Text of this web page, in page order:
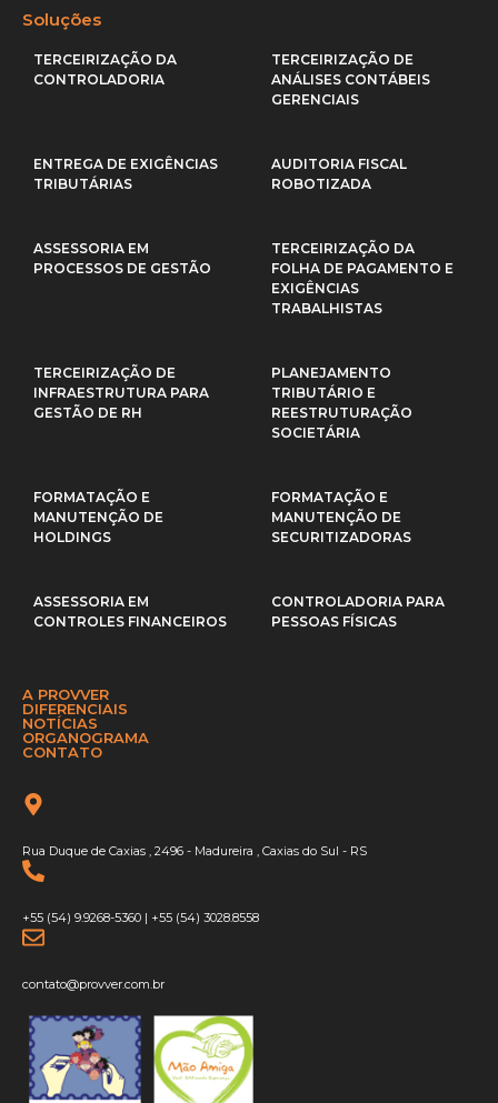
Soluções
TERCEIRIZAÇÃO DA
CONTROLADORIA
TERCEIRIZAÇÃO DE
ANÁLISES CONTÁBEIS
GERENCIAIS
ENTREGA DE EXIGÊNCIAS
TRIBUTÁRIAS
AUDITORIA FISCAL
ROBOTIZADA
ASSESSORIA EM
PROCESSOS DE GESTÃO
TERCEIRIZAÇÃO DA
FOLHA DE PAGAMENTO E
EXIGÊNCIAS
TRABALHISTAS
TERCEIRIZAÇÃO DE
INFRAESTRUTURA PARA
GESTÃO DE RH
PLANEJAMENTO
TRIBUTÁRIO E
REESTRUTURAÇÃO
SOCIETÁRIA
FORMATAÇÃO E
MANUTENÇÃO DE
HOLDINGS
FORMATAÇÃO E
MANUTENÇÃO DE
SECURITIZADORAS
ASSESSORIA EM
CONTROLES FINANCEIROS
CONTROLADORIA PARA
PESSOAS FÍSICAS
A PROVVER
DIFERENCIAIS
NOTÍCIAS
ORGANOGRAMA
CONTATO
Rua Duque de Caxias , 2496 - Madureira , Caxias do Sul - RS
+55 (54) 9.9268-5360 | +55 (54) 3028.8558
contato@provver.com.br